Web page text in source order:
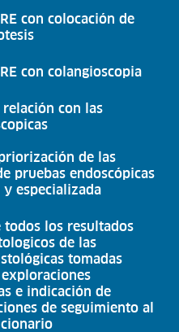
con colocación de
con colangioscopia
con las
de las
pruebas endoscópicas
especializada
todos los resultados
de las
tomadas
e indicación de
de seguimiento al